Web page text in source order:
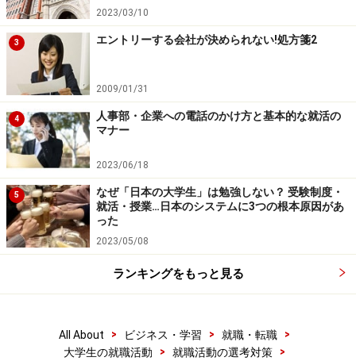
「内定出したら、ウチに本当に来るの？」「ちゃんと会社研
究したの？」と聞いているのです。説明しましょう。
君の「現在」への質問の例を挙げる。
数多くある会社の中で、当社を志望する理由を教え
て下さい。
就職先として会社を選ぶ際に重視していることは何
ですか。その理由も含めて説明してください。
あなたが考える当社の仕事のイメージはどのような
ものですか。また､当社の仕事に必要なものはどのよ
うなものだと考えますか。
当社への志望度および志望理由を教えてください。
この質問は、一言で言えば、「志望動機」 、特に
2023/03/10
3 エントリーする会社が決められない!処方箋2
2009/01/31
4
人事部・企業への電話のかけ方と基本的な就活の
マナー
2023/06/18
5
なぜ「日本の大学生」は勉強しない？ 受験制度・
就活・授業…日本のシステムに3つの根本原因があ
った
2023/05/08
ランキングをもっと見る
All About > ビジネス・学習 > 就職・転職
>
大学生の就職活動
> 就職活動の選考対策
>